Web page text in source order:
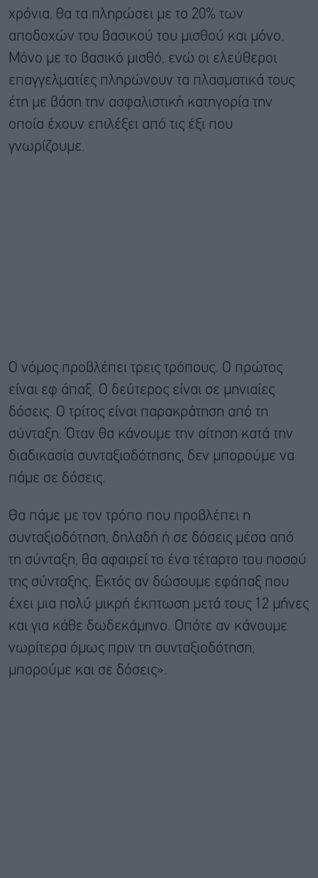
χρόνια, θα τα πληρώσει με το 20% των
αποδοχών του βασικού του μισθού και μόνο.
Μόνο με το βασικό μισθό, ενώ οι ελεύθεροι
επαγγελματίες πληρώνουν τα πλασματικά τους
έτη με βάση την ασφαλιστική κατηγορία την
οποία έχουν επιλέξει από τις έξι που
γνωρίζουμε.
Ο νόμος προβλέπει τρεις τρόπους. Ο πρώτος
είναι εφ άπαξ. Ο δεύτερος είναι σε μηνιαίες
δόσεις. Ο τρίτος είναι παρακράτηση από τη
σύνταξη. Όταν θα κάνουμε την αίτηση κατά την
διαδικασία συνταξιοδότησης, δεν μπορούμε να
πάμε σε δόσεις.
Θα πάμε με τον τρόπο που προβλέπει η
συνταξιοδότηση, δηλαδή ή σε δόσεις μέσα από
τη σύνταξη, θα αφαιρεί το ένα τέταρτο του ποσού
της σύνταξης. Εκτός αν δώσουμε εφάπαξ που
έχει μια πολύ μικρή έκπτωση μετά τους 12 μήνες
και για κάθε δωδεκάμηνο. Οπότε αν κάνουμε
νωρίτερα όμως πριν τη συνταξιοδότηση,
μπορούμε και σε δόσεις».